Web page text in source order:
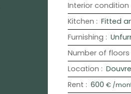
Interior condition
Kitchen : Fitted
Furnishing :
Number of
Location :
Rent : 600 € /